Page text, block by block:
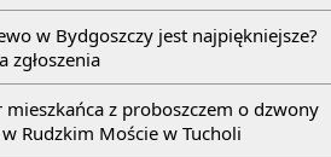
w Bydgoszczy jest najpiękniejsze?
zgłoszenia
mieszkańca z proboszczem o dzwony
Rudzkim Moście w Tucholi